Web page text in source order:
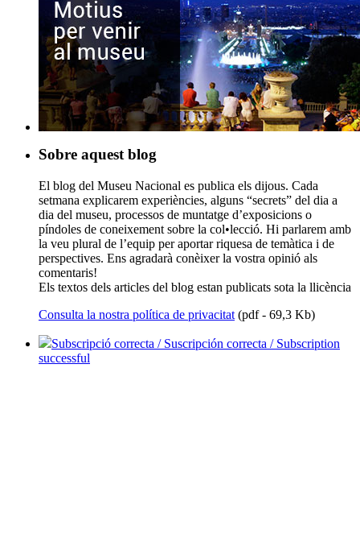
Sobre aquest blog
El blog del Museu Nacional es publica els dijous. Cada
setmana explicarem experiències, alguns “secrets” del dia a
dia del museu, processos de muntatge d’exposicions o
píndoles de coneixement sobre la col•lecció. Hi parlarem amb
la veu plural de l’equip per aportar riquesa de temàtica i de
perspectives. Ens agradarà conèixer la vostra opinió als
comentaris!
Els textos dels articles del blog estan publicats sota la llicència
Consulta la nostra política de privacitat (pdf - 69,3 Kb)
Subscripció correcta / Suscripción correcta / Subscription
successful